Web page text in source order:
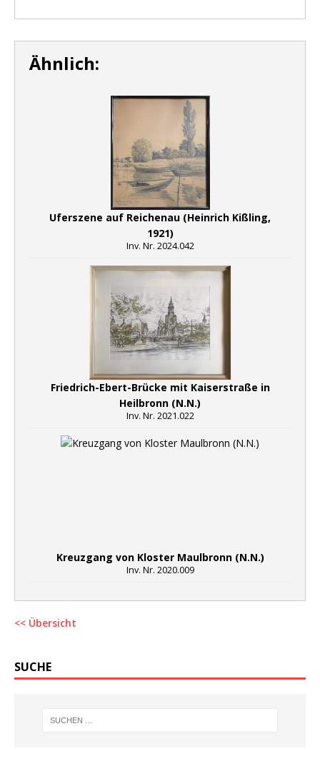
Ähnlich:
Uferszene auf Reichenau (Heinrich Kißling,
1921)
Inv. Nr. 2024.042
Friedrich-Ebert-Brücke mit Kaiserstraße in
Heilbronn (N.N.)
Inv. Nr. 2021.022
Kreuzgang von Kloster Maulbronn (N.N.)
Inv. Nr. 2020.009
<< Übersicht
SUCHE